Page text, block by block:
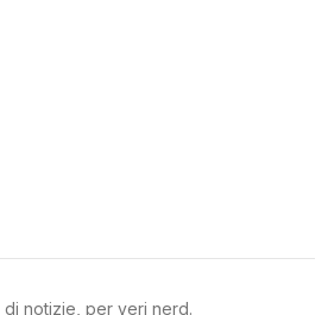
di notizie, per veri nerd.